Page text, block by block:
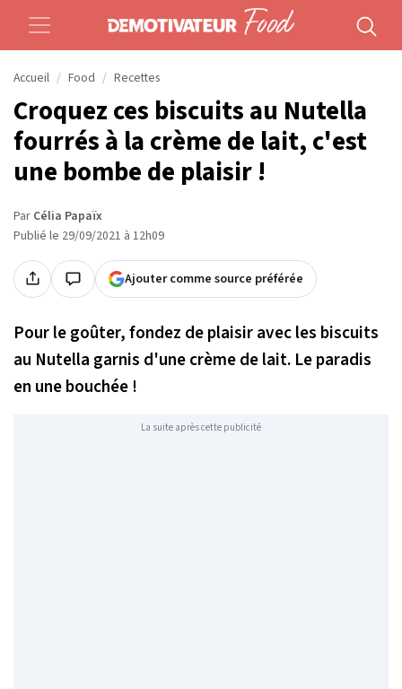
Accueil Food Recettes
Croquez ces biscuits au Nutella
fourrés à la crème de lait, c'est
une bombe de plaisir !
Par Célia Papaïx
Publié le 29/09/2021 à 12h09
Ajouter comme source préférée
Pour le goûter, fondez de plaisir avec les biscuits
au Nutella garnis d'une crème de lait. Le paradis
en une bouchée !
La suite après cette publicité